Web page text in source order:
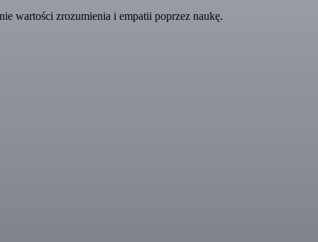
wartości zrozumienia i empatii poprzez naukę.